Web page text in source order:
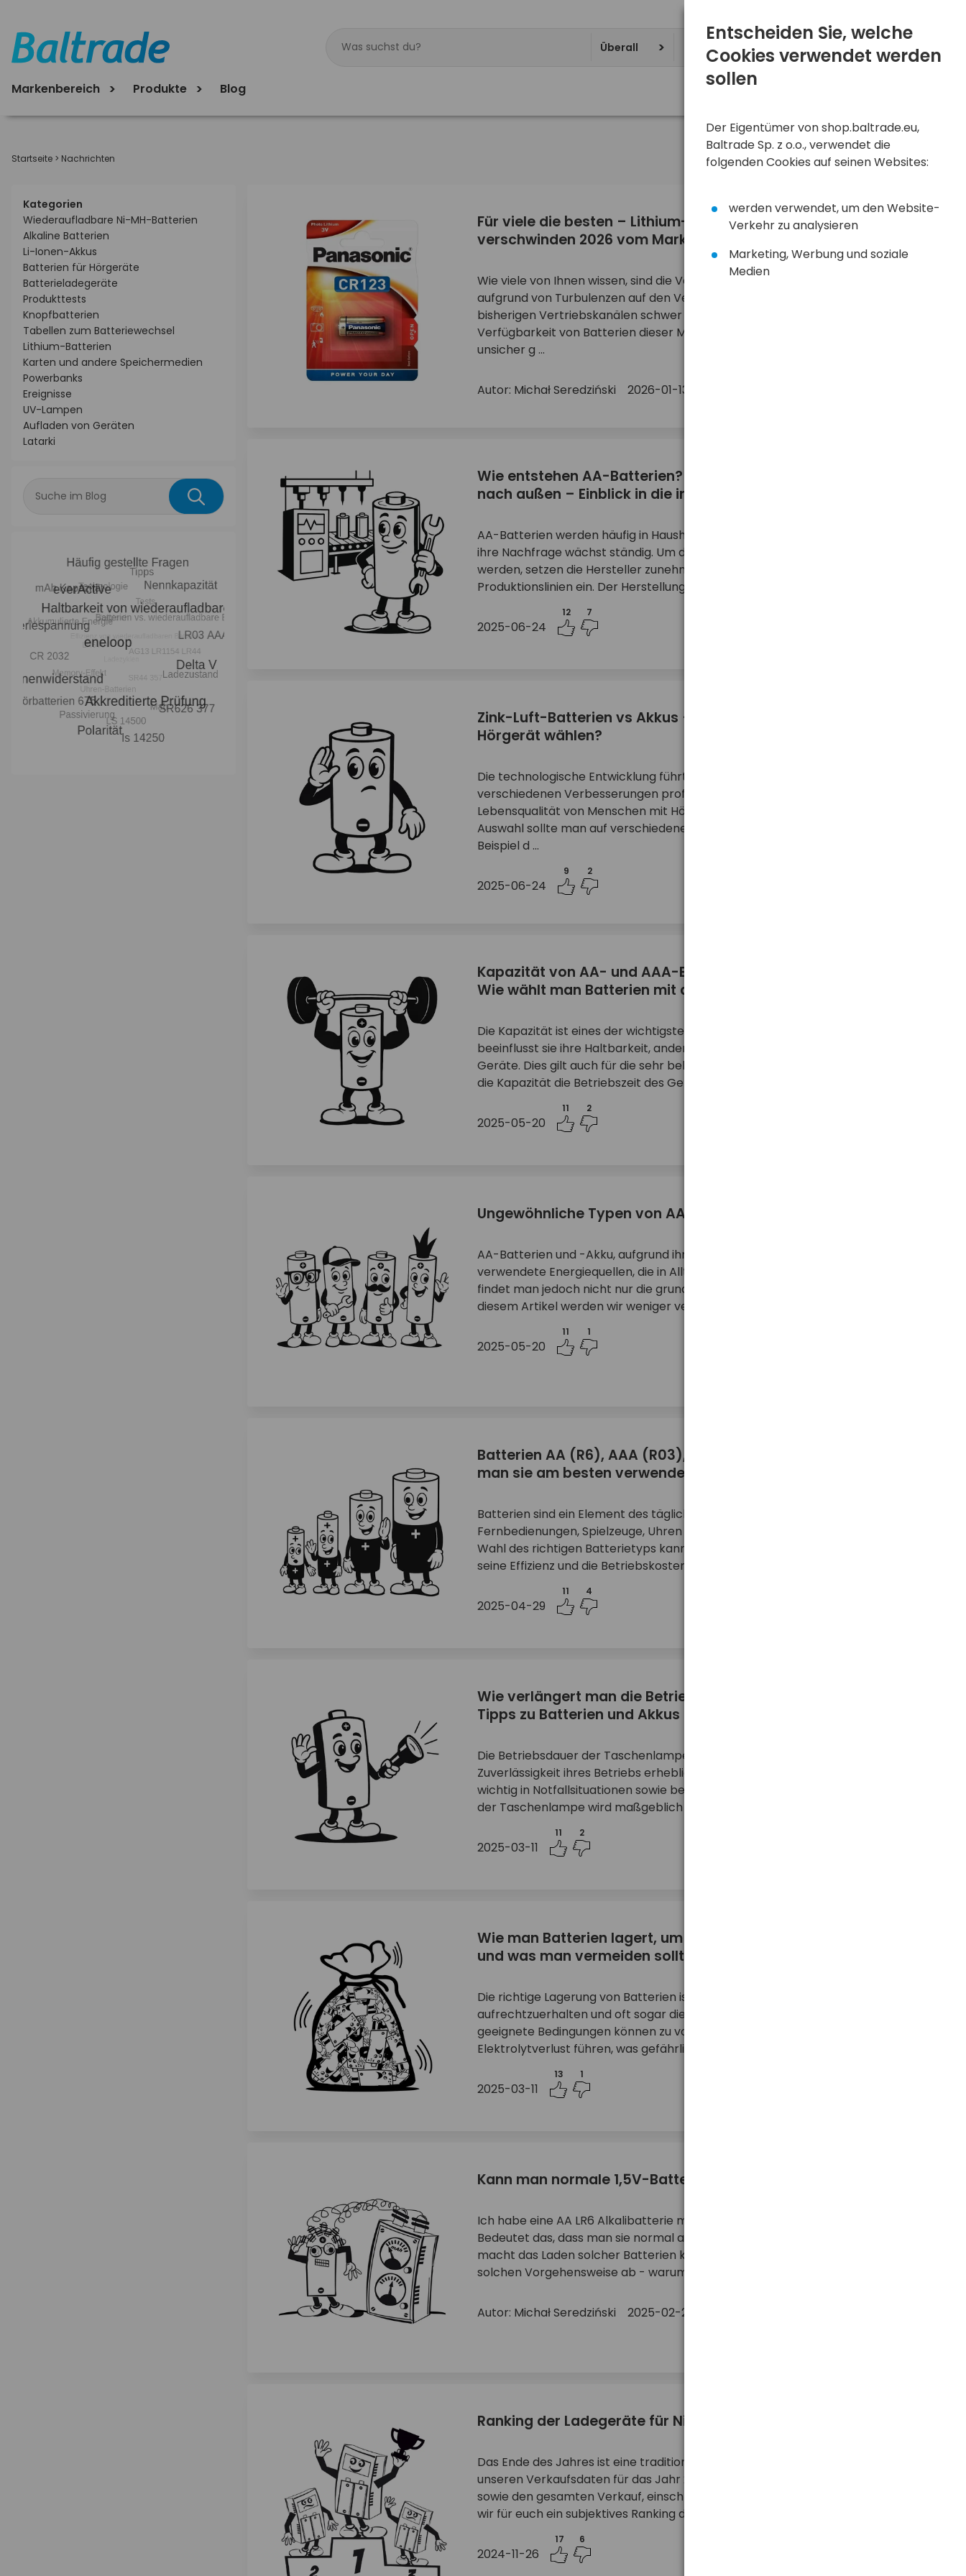
Überall
Produkte
Markenbereich Blog
Startseite > Nachrichten Sortieren von den neuesten
Kategorien
Wiederaufladbare Ni-MH-Batterien
Alkaline Batterien
Li-Ionen-Akkus
Batterien für Hörgeräte
Batterieladegeräte
Produkttests
Knopfbatterien
Tabellen zum Batteriewechsel
Lithium-Batterien
Karten und andere Speichermedien
Powerbanks
Ereignisse
UV-Lampen
Aufladen von Geräten
Latarki
Für viele die besten – Lithium-Batterien CR123 Panasonic –
verschwinden 2026 vom Markt? Test eines direkten Ersatzes.
Wie viele von Ihnen wissen, sind die Verbraucherbatterien der Marke Panasonic
aufgrund von Turbulenzen auf den Vertriebsebenen ab Ende 2025 in den
bisherigen Vertriebskanälen schwer erhältlich geworden. Daher ist die
Verfügbarkeit von Batterien dieser Marke in Polen und anderen EU-Ländern
unsicher g ...
Autor: Michał Seredziński 2026-01-13
Wie entstehen AA-Batterien? Der Produktionsprozess von innen
nach außen – Einblick in die industrielle Batteriefertigung
AA-Batterien werden häufig in Haushalten, Büros und der Industrie verwendet –
ihre Nachfrage wächst ständig. Um der steigenden Nachfrage gerecht zu
werden, setzen die Hersteller zunehmend fortschrittlichere, automatisierte
Produktionslinien ein. Der Herstellungsprozess von AA-Batterien, obwohl auf d ...
2025-06-24
12 7
Zink-Luft-Batterien vs Akkus – welche Lösung sollte man für das
Hörgerät wählen?
Die technologische Entwicklung führt dazu, dass Hörgeräte immer häufiger von
verschiedenen Verbesserungen profitieren. Solche Geräte können die
Lebensqualität von Menschen mit Hörproblemen erheblich verbessern. Bei der
Auswahl sollte man auf verschiedene technische Aspekte achten, wie zum
Beispiel d ...
2025-06-24
9 2
Kapazität von AA- und AAA-Batterien - wovon hängt sie ab?
Wie wählt man Batterien mit der höchsten Kapazität aus?
Die Kapazität ist eines der wichtigsten Parameter von Batterien. Einerseits
beeinflusst sie ihre Haltbarkeit, andererseits auch die Effizienz der betriebenen
Geräte. Dies gilt auch für die sehr beliebten AA- und AAA-Batterien, bei denen
die Kapazität die Betriebszeit des Geräts vor dem Austausch der ...
2025-05-20
11 2
Ungewöhnliche Typen von AA-Batterien und -Akkus
AA-Batterien und -Akku, aufgrund ihrer Größe, sind sehr beliebte, allgemein
verwendete Energiequellen, die in Alltagsgeräten eingesetzt werden. Im Verkauf
findet man jedoch nicht nur die grundlegenden Alkalizellen oder NiMH-Akkus. In
diesem Artikel werden wir weniger verbreitete Varianten beschreibe ...
2025-05-20
11 1
Batterien AA (R6), AAA (R03), R14, R20 – Unterschiede und wofür
man sie am besten verwenden kann?
Batterien sind ein Element des täglichen Lebens – sie versorgen
Fernbedienungen, Spielzeuge, Uhren und sogar Industriegeräte mit Energie. Die
Wahl des richtigen Batterietyps kann den Komfort der Nutzung des Geräts,
seine Effizienz und die Betriebskosten beeinflussen. Das Wissen über die Unters ...
2025-04-29
11 4
Wie verlängert man die Betriebsdauer einer Taschenlampe?
Tipps zu Batterien und Akkus
Die Betriebsdauer der Taschenlampe ist einer der Faktoren, die die Effizienz und
Zuverlässigkeit ihres Betriebs erheblich beeinflussen. Diese Frage ist besonders
wichtig in Notfallsituationen sowie bei langfristiger Nutzung. Die Betriebsdauer
der Taschenlampe wird maßgeblich durch die Art ihrer Stro ...
2025-03-11
11 2
Wie man Batterien lagert, um ihre Lebensdauer zu verlängern
und was man vermeiden sollte?
Die richtige Lagerung von Batterien ist sehr wichtig, um ihre optimale Leistung
aufrechtzuerhalten und oft sogar die Lebensdauer zu verlängern. Fehlende
geeignete Bedingungen können zu vorzeitigem Entladen oder sogar zu einem
Elektrolytverlust führen, was gefährlich für die betriebenen Geräte ist. B ...
2025-03-11
13 1
Kann man normale 1,5V-Batterien aufladen?
Ich habe eine AA LR6 Alkalibatterie mit einer Kapazität von 3000 mAh gefunden.
Bedeutet das, dass man sie normal auf diese Kapazität aufladen kann? Leider
macht das Laden solcher Batterien keinen Sinn und wir raten dringend von einer
solchen Vorgehensweise ab - warum? Wir erklären es in unserem Art ...
Autor: Michał Seredziński 2025-02-27
Ranking der Ladegeräte für Ni-MH- und Li-Ion-Akkus
Das Ende des Jahres ist eine traditionelle Zeit für Rückblicke. Basierend auf
unseren Verkaufsdaten für das Jahr 2024, die den Einzelhandel auf hurt.com.pl
sowie den gesamten Verkauf, einschließlich des Großhandels, betreffen, haben
wir für euch ein subjektives Ranking der Ladegeräte für Ni-MH- und ...
2024-11-26
17 6
Entscheiden Sie, welche
Cookies verwendet werden
sollen
Der Eigentümer von shop.baltrade.eu,
Baltrade Sp. z o.o., verwendet die
folgenden Cookies auf seinen Websites:
werden verwendet, um den Website-
Verkehr zu analysieren
Marketing, Werbung und soziale
Medien